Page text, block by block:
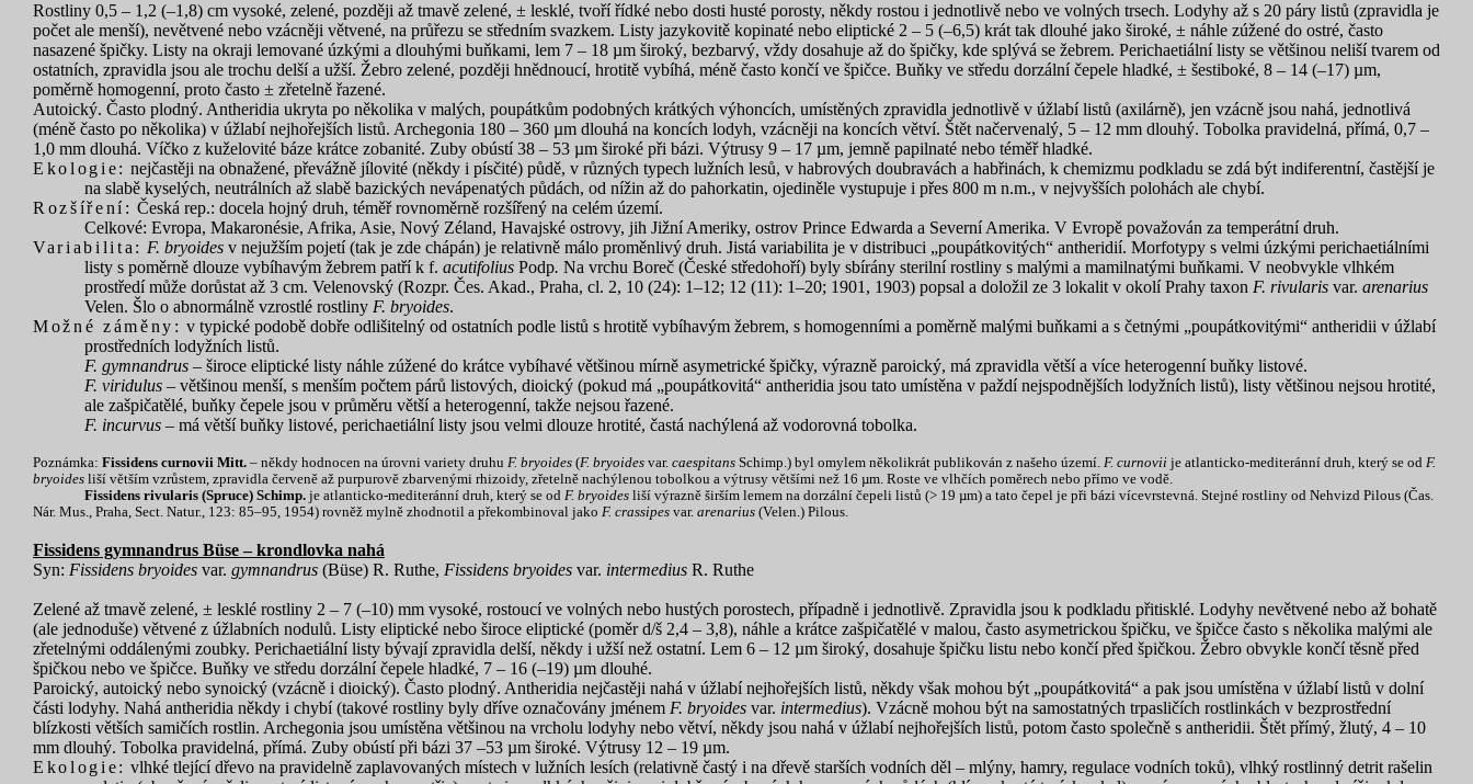
Rostliny 0,5 – 1,2 (–1,8) cm vysoké, zelené, později až tmavě zelené, ± lesklé, tvoří řídké nebo dosti husté porosty, někdy rostou i jednotlivě nebo ve volných trsech. Lodyhy až s 20 páry listů (zpravidla je
počet ale menší), nevětvené nebo vzácněji větvené, na průřezu se středním svazkem. Listy jazykovitě kopinaté nebo eliptické 2 – 5 (–6,5) krát tak dlouhé jako široké, ± náhle zúžené do ostré, často
nasazené špičky. Listy na okraji lemované úzkými a dlouhými buňkami, lem 7 – 18 µm široký, bezbarvý, vždy dosahuje až do špičky, kde splývá se žebrem. Perichaetiální listy se většinou neliší tvarem od
ostatních, zpravidla jsou ale trochu delší a užší. Žebro zelené, později hnědnoucí, hrotitě vybíhá, méně často končí ve špičce. Buňky ve středu dorzální čepele hladké, ± šestiboké, 8 – 14 (–17) µm,
poměrně homogenní, proto často ± zřetelně řazené.
Autoický. Často plodný. Antheridia ukryta po několika v malých, poupátkům podobných krátkých výhoncích, umístěných zpravidla jednotlivě v úžlabí listů (axilárně), jen vzácně jsou nahá, jednotlivá
(méně často po několika) v úžlabí nejhořejších listů. Archegonia 180 – 360 µm dlouhá na koncích lodyh, vzácněji na koncích větví. Štět načervenalý, 5 – 12 mm dlouhý. Tobolka pravidelná, přímá, 0,7 –
1,0 mm dlouhá. Víčko z kuželovité báze krátce zobanité. Zuby obústí 38 – 53 µm široké při bázi. Výtrusy 9 – 17 µm, jemně papilnaté nebo téměř hladké.
Ekologie: nejčastěji na obnažené, převážně jílovité (někdy i písčité) půdě, v různých typech lužních lesů, v habrových doubravách a habřinách, k chemizmu podkladu se zdá být indiferentní, častější je
na slabě kyselých, neutrálních až slabě bazických nevápenatých půdách, od nížin až do pahorkatin, ojediněle vystupuje i přes 800 m n.m., v nejvyšších polohách ale chybí.
Rozšíření: Česká rep.: docela hojný druh, téměř rovnoměrně rozšířený na celém území.
Celkové: Evropa, Makaronésie, Afrika, Asie, Nový Zéland, Havajské ostrovy, jih Jižní Ameriky, ostrov Prince Edwarda a Severní Amerika. V Evropě považován za temperátní druh.
Variabilita: F. bryoides v nejužším pojetí (tak je zde chápán) je relativně málo proměnlivý druh. Jistá variabilita je v distribuci „poupátkovitých“ antheridií. Morfotypy s velmi úzkými perichaetiálními
listy s poměrně dlouze vybíhavým žebrem patří k f.acutifolius Podp. Na vrchu Boreč (České středohoří) byly sbírány sterilní rostliny s malými a mamilnatými buňkami. V neobvykle vlhkém
prostředí může dorůstat až 3 cm. Velenovský (Rozpr. Čes. Akad., Praha, cl. 2, 10 (24): 1–12; 12 (11): 1–20; 1901, 1903) popsal a doložil ze 3 lokalit v okolí Prahy taxon F. rivularis var.arenarius
Velen. Šlo o abnormálně vzrostlé rostliny F. bryoides.
Možné záměny: v typické podobě dobře odlišitelný od ostatních podle listů s hrotitě vybíhavým žebrem, s homogenními a poměrně malými buňkami a s četnými „poupátkovitými“ antheridii v úžlabí
prostředních lodyžních listů.
F. gymnandrus – široce eliptické listy náhle zúžené do krátce vybíhavé většinou mírně asymetrické špičky, výrazně paroický, má zpravidla větší a více heterogenní buňky listové.
F. viridulus – většinou menší, s menším počtem párů listových, dioický (pokud má „poupátkovitá“ antheridia jsou tato umístěna v paždí nejspodnějších lodyžních listů), listy většinou nejsou hrotité,
ale zašpičatělé, buňky čepele jsou v průměru větší a heterogenní, takže nejsou řazené.
F. incurvus– má větší buňky listové, perichaetiální listy jsou velmi dlouze hrotité, častá nachýlená až vodorovná tobolka.
Poznámka: Fissidens curnovii Mitt. – někdy hodnocen na úrovni variety druhu F. bryoides (F. bryoides var. caespitans Schimp.) byl omylem několikrát publikován z našeho území. F. curnovii je atlanticko-mediteránní druh, který se od F.
bryoides liší větším vzrůstem, zpravidla červeně až purpurově zbarvenými rhizoidy, zřetelně nachýlenou tobolkou a výtrusy většími než 16 µm. Roste ve vlhčích poměrech nebo přímo ve vodě.
Fissidens rivularis (Spruce) Schimp. je atlanticko-mediteránní druh, který se odF. bryoides liší výrazně širším lemem na dorzální čepeli listů (> 19 µm) a tato čepel je při bázi vícevrstevná. Stejné rostliny od Nehvizd Pilous (Čas.
Nár. Mus., Praha, Sect. Natur., 123: 85–95, 1954) rovněž mylně zhodnotil a překombinoval jako F. crassipes var. arenarius (Velen.) Pilous.
Fissidens gymnandrus Büse – krondlovka nahá
Syn: Fissidens bryoides var. gymnandrus (Büse) R. Ruthe, Fissidens bryoides var. intermedius R. Ruthe
Zelené až tmavě zelené, ± lesklé rostliny 2 – 7 (–10) mm vysoké, rostoucí ve volných nebo hustých porostech, případně i jednotlivě. Zpravidla jsou k podkladu přitisklé. Lodyhy nevětvené nebo až bohatě
(ale jednoduše) větvené z úžlabních nodulů. Listy eliptické nebo široce eliptické (poměr d/š 2,4 – 3,8), náhle a krátce zašpičatělé v malou, často asymetrickou špičku, ve špičce často s několika malými ale
zřetelnými oddálenými zoubky. Perichaetiální listy bývají zpravidla delší, někdy i užší než ostatní. Lem 6 – 12 µm široký, dosahuje špičku listu nebo končí před špičkou. Žebro obvykle končí těsně před
špičkou nebo ve špičce. Buňky ve středu dorzální čepele hladké, 7 – 16 (–19) µm dlouhé.
Paroický, autoický nebo synoický (vzácně i dioický). Často plodný. Antheridia nejčastěji nahá v úžlabí nejhořejších listů, někdy však mohou být „poupátkovitá“ a pak jsou umístěna v úžlabí listů v dolní
části lodyhy. Nahá antheridia někdy i chybí (takové rostliny byly dříve označovány jménem F. bryoides var. intermedius). Vzácně mohou být na samostatných trpasličích rostlinkách v bezprostřední
blízkosti větších samičích rostlin. Archegonia jsou umístěna většinou na vrcholu lodyhy nebo větví, někdy jsou nahá v úžlabí nejhořejších listů, potom často společně s antheridii. Štět přímý, žlutý, 4 – 10
mm dlouhý. Tobolka pravidelná, přímá. Zuby obústí při bázi 37 –53 µm široké. Výtrusy 12 – 19 µm.
Ekologie: vlhké tlející dřevo na pravidelně zaplavovaných místech v lužních lesích (relativně častý i na dřevě starších vodních děl – mlýny, hamry, regulace vodních toků), vlhký rostlinný detrit rašelin